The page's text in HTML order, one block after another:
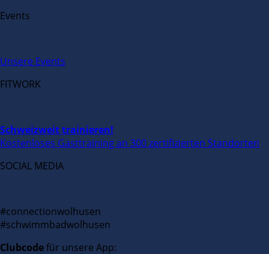
Events
Unsere Events
FITWORK
Schweizweit trainieren!
Kostenloses Gasttraining an 300 zertifizierten Standorten
SOCIAL MEDIA
#connectionwolhusen
#schwimmbadwolhusen
Clubcodefür unsere App: